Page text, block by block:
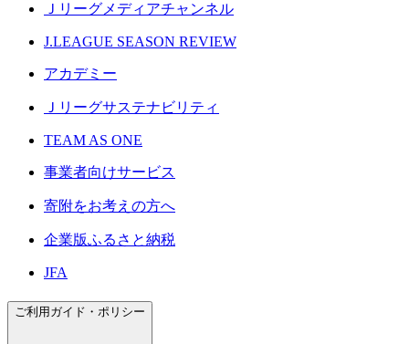
Ｊリーグメディアチャンネル
J.LEAGUE SEASON REVIEW
アカデミー
Ｊリーグサステナビリティ
TEAM AS ONE
事業者向けサービス
寄附をお考えの方へ
企業版ふるさと納税
JFA
ご利用ガイド・ポリシー